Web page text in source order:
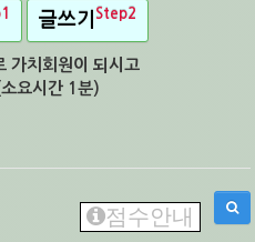
글쓰기 Step2
가치회원이 되시고
요시간 1분)
점수안내